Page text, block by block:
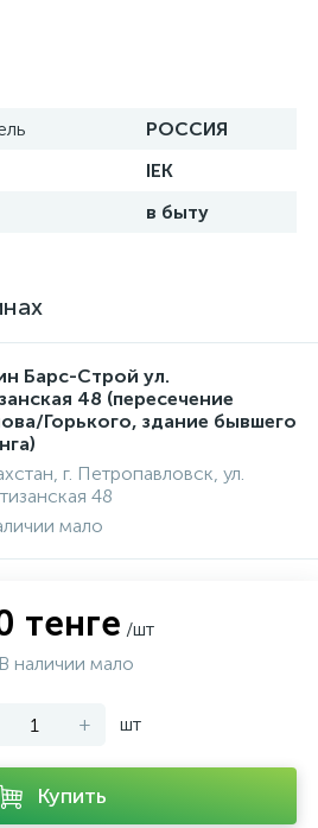
РОССИЯ
IEK
в быту
Барс-Строй ул.
48 (пересечение
Горького, здание бывшего
г. Петропавловск, ул.
48
мало
тенге /шт
В наличии мало
+ шт
Купить